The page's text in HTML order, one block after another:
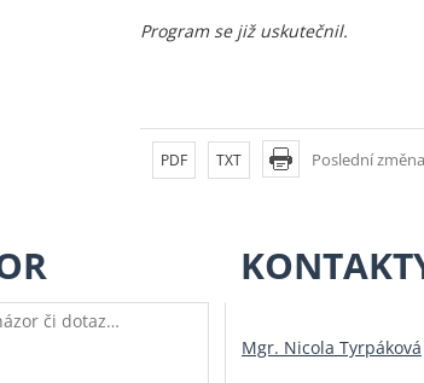
Program se již uskutečnil.
Poslední
PDF TXT
Mgr. Nicola Tyrpáková